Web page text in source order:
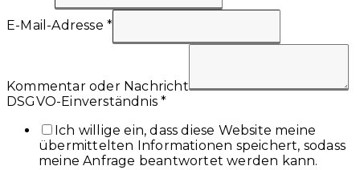
E-Mail-Adresse *
Kommentar oder Nachricht
DSGVO-Einverständnis*
Ich willige ein, dass diese Website meine
übermittelten Informationen speichert, sodass
meine Anfrage beantwortet werden kann.